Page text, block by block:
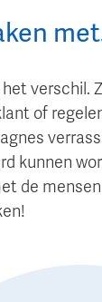
verschil.
of
kunnen
de